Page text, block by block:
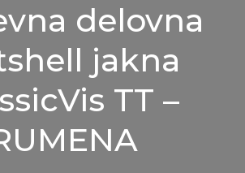
delovna
jakna
TT –